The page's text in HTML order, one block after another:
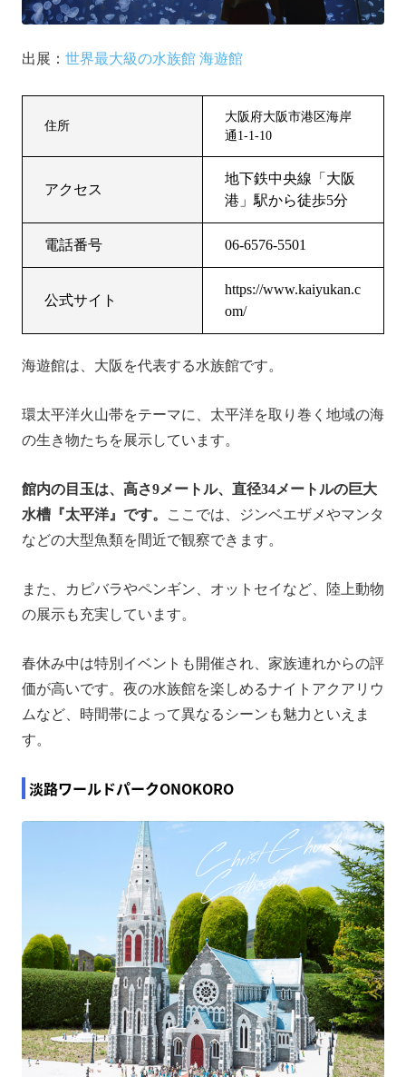
出展： 世界最大級の水族館 海遊館
住所
大阪府大阪市港区海岸
通1-1-10
アクセス
地下鉄中央線「大阪
港」駅から徒歩5分
電話番号 06-6576-5501
公式サイト
https://www.kaiyukan.c
om/
海遊館は、大阪を代表する水族館です。
環太平洋火山帯をテーマに、太平洋を取り巻く地域の海
の生き物たちを展示しています。
館内の目玉は、高さ9メートル、直径34メートルの巨大
水槽『太平洋』です。
ここでは、ジンベエザメやマンタ
などの大型魚類を間近で観察できます。
また、カピバラやペンギン、オットセイなど、陸上動物
の展示も充実しています。
春休み中は特別イベントも開催され、家族連れからの評
価が高いです。夜の水族館を楽しめるナイトアクアリウ
ムなど、時間帯によって異なるシーンも魅力といえま
す。
淡路ワールドパークONOKORO